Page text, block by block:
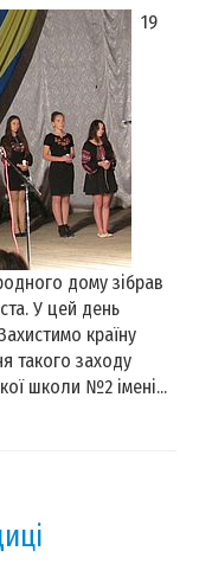
19
дому зібрав
У цей день
країну
такого заходу
школи №2 імені...